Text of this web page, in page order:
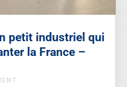
petit industriel qui
la France –